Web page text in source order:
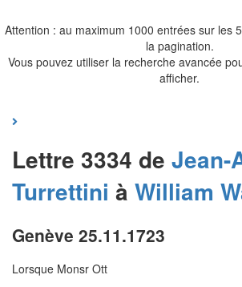
Attention : au maximum 1000 entrées sur les
la pagination.
Vous pouvez utiliser la recherche avancée
afficher.
Lettre 3334 de Jean-
Turrettini à William
Genève 25.11.1723
Lorsque Monsr Ott